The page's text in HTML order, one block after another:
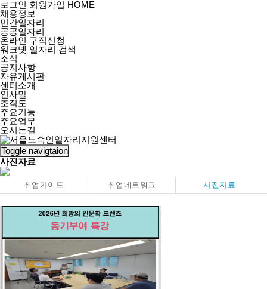
로그인 회원가입 HOME
채용정보
민간일자리
공공일자리
온라인 구직신청
워크넷 일자리 검색
소식
공지사항
자유게시판
센터소개
인사말
조직도
주요기능
주요업무
오시는길
Toggle navigtaion
사진자료
취업가이드 취업네트워크 사진자료